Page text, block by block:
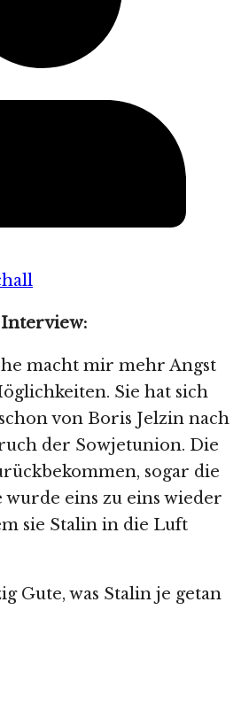
Interview:
macht mir mehr Angst
Sie hat sich
von Boris Jelzin nach
der Sowjetunion. Die
sogar die
eins zu eins wieder
sie Stalin in die Luft
Gute, was Stalin je getan